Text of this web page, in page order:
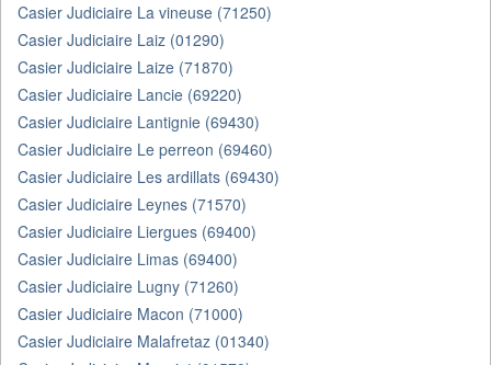
Casier Judiciaire La vineuse (71250)
Casier Judiciaire Laiz (01290)
Casier Judiciaire Laize (71870)
Casier Judiciaire Lancie (69220)
Casier Judiciaire Lantignie (69430)
Casier Judiciaire Le perreon (69460)
Casier Judiciaire Les ardillats (69430)
Casier Judiciaire Leynes (71570)
Casier Judiciaire Liergues (69400)
Casier Judiciaire Limas (69400)
Casier Judiciaire Lugny (71260)
Casier Judiciaire Macon (71000)
Casier Judiciaire Malafretaz (01340)